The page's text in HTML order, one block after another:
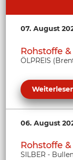
07. August
Rohstoffe
ÖLPREIS
06. August
Rohstoffe
SILBER -